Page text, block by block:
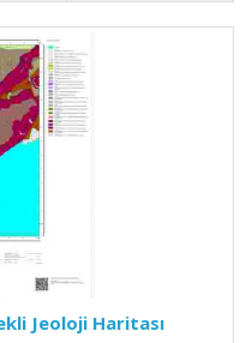
Jeoloji Haritası